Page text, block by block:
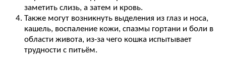
заметить слизь, а затем и кровь.
Также могут возникнуть выделения из глаз и носа,
кашель, воспаление кожи, спазмы гортани и боли в
области живота, из-за чего кошка испытывает
трудности с питьём.